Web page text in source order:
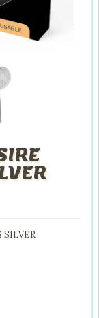
SILVER